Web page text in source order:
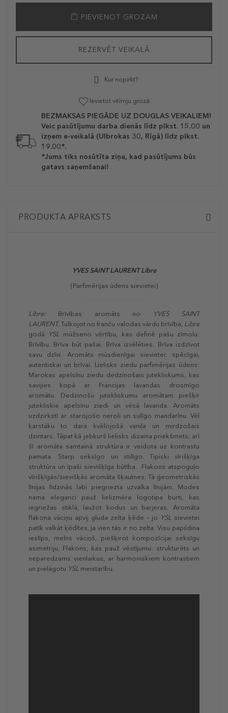
PIEVIENOT GROZAM
REZERVĒT VEIKALĀ
Kur nopirkt?
Ievietot vēlmju grozā
BEZMAKSAS PIEGĀDE UZ DOUGLAS VEIKALIEM!
Veic pasūtījumu darba dienās līdz plkst. 15.00 un
izņem e-veikalā (Ulbrokas 30, Rīgā) līdz plkst.
19.00*.
*Jums tiks nosūtīta ziņa, kad pasūtījums būs
gatavs saņemšanai!
PRODUKTA APRAKSTS
YVES SAINT LAURENTLibre
(Parfimērijas ūdens sievietei)
Libre: Brīvības aromāts no
YVES SAINT
LAURENT. Tulkojot no franču valodas vārdu brīvība, Libre
godā
YSL mūžseno vērtību, kas definē pašu zīmolu:
Brīvību. Brīva būt pašai. Brīva izvēlēties. Brīva izdzīvot
savu dzīvi. Aromāts mūsdienīgai sievietei: spēcīgai,
autentiskai un brīvai. Lielisks ziedu parfimērijas ūdens:
Marokas apelsīnu ziedu dedzinošais jutekliskums, kas
savijies kopā ar Francijas lavandas drosmīgo
aromātu. Dedzinošu jutekliskumu aromātam piešķir
jutekliskie apelsīnu ziedi un vēsā lavanda. Aromāts
uzdzirkstī ar starojošo neroli un sulīgo mandarīnu. Vēl
karstāku to dara kvēlojošā vaniļa un mirdzošais
dzintars. Tāpat kā jebkurš lielisks dizaina priekšmets, arī
šī aromāta samtainā struktūra ir veidota uz kontrastu
pamata. Starp seksīgo un stilīgo. Tipiski vīrišķīga
struktūra un īpaši sievišķīga būtība. Flakons atspoguļo
vīrišķīgās/sievišķās aromāta šķautnes. Tā ģeometriskās
līnijas līdzinās labi piegriezta uzvalka līnijām. Modes
nama eleganci pauž lielizmēra logotipa burti, kas
iegriežas stiklā, laužot kodus un barjeras. Aromāta
flakona vāciņu apvij gluda zelta ķēde – jo YSLsievietei
patīk valkāt ķēdītes, ja vien tās ir no zelta. Visu papildina
ieslīps, melns vāciņš, piešķirot kompozīcijai seksīgu
asimetriju. Flakons, kas pauž vēstījumu: strukturēts un
neparedzams vienlaikus, ar harmoniskiem kontrastiem
un pielāgotu YSL meistarību.